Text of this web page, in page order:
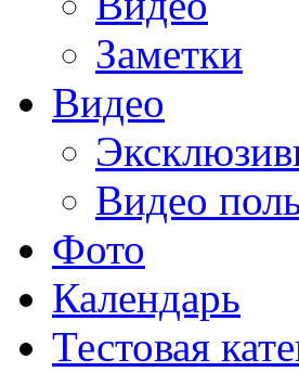
Заметки
Видео
Видео
Фото
Календарь
Тестовая